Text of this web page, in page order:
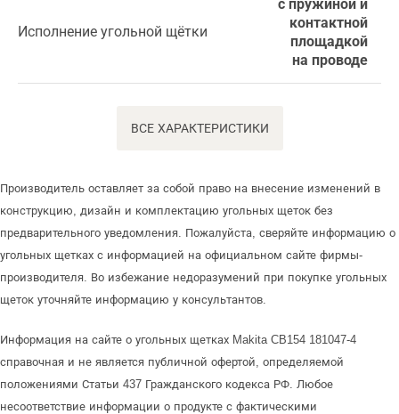
Исполнение угольной щётки
с пружиной и
контактной
площадкой
на проводе
ВСЕ ХАРАКТЕРИСТИКИ
Производитель оставляет за собой право на внесение изменений в
конструкцию, дизайн и комплектацию угольных щеток без
предварительного уведомления. Пожалуйста, сверяйте информацию о
угольных щетках с информацией на официальном сайте фирмы-
производителя. Во избежание недоразумений при покупке угольных
щеток уточняйте информацию у консультантов.
Информация на сайте о угольных щетках Makita CB154 181047-4
справочная и не является публичной офертой, определяемой
положениями Статьи 437 Гражданского кодекса РФ. Любое
несоответствие информации о продукте с фактическими